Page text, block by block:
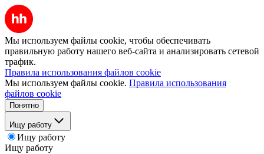
Мы используем файлы cookie, чтобы обеспечивать
правильную работу нашего веб-сайта и анализировать сетевой
трафик.
Правила использования файлов cookie
Мы используем файлы cookie. Правила использования
файлов cookie
Понятно
Ищу работу
Ищу работу
Ищу работу